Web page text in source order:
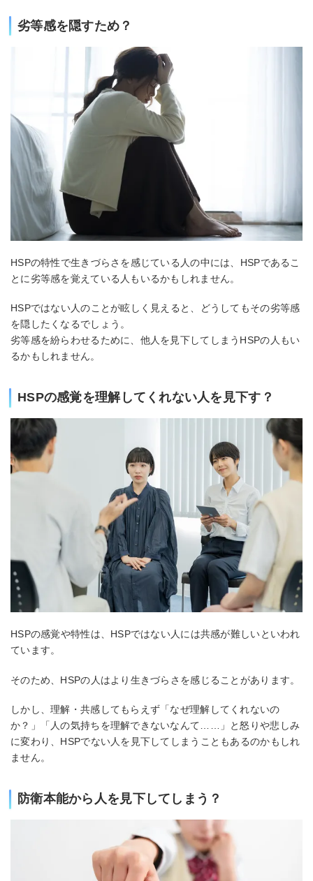
劣等感を隠すため？
HSPの特性で生きづらさを感じている人の中には、HSPであるこ
とに劣等感を覚えている人もいるかもしれません。
HSPではない人のことが眩しく見えると、どうしてもその劣等感
を隠したくなるでしょう。
劣等感を紛らわせるために、他人を見下してしまうHSPの人もい
るかもしれません。
HSPの感覚を理解してくれない人を見下す？
HSPの感覚や特性は、HSPではない人には共感が難しいといわれ
ています。
そのため、HSPの人はより生きづらさを感じることがあります。
しかし、理解・共感してもらえず「なぜ理解してくれないの
か？」「人の気持ちを理解できないなんて……」と怒りや悲しみ
に変わり、HSPでない人を見下してしまうこともあるのかもしれ
ません。
防衛本能から人を見下してしまう？